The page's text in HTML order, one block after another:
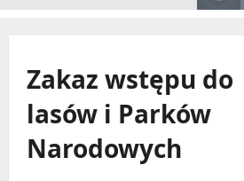
Zakaz wstępu do
lasów i Parków
Narodowych